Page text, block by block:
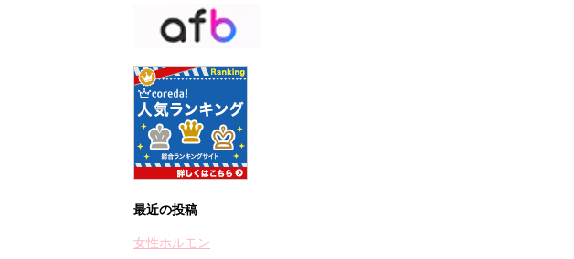
最近の投稿
女性ホルモン